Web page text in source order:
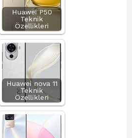
Huawei P50
Teknik
Özellikleri
Huawei nova 11
Teknik
Özellikleri